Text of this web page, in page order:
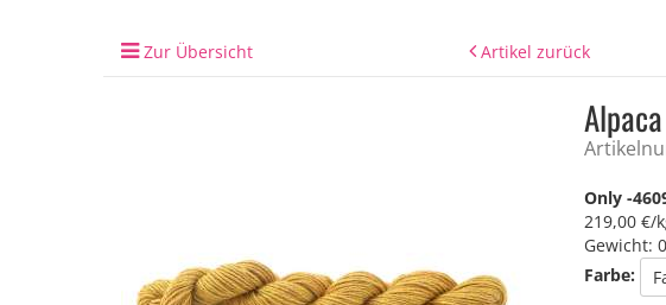
Zur Übersicht Artikel zurück
Only -
219,00 €/
Gewicht:
Farbe: